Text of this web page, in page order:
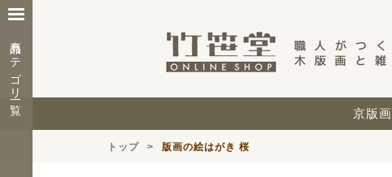
京版画
商品カテゴリ一覧
トップ 版画の絵はがき 桜